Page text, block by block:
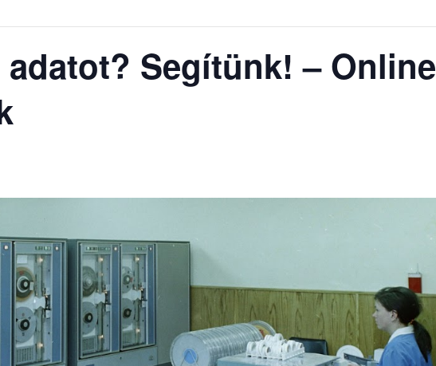
Segítünk! – Online